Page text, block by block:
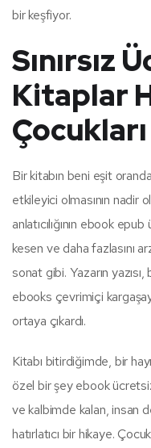
bir keşfiyor.
Sınırsız
Kitaplar
Çocukları
Bir kitabın beni eşit
etkileyici olmasının nadir
anlatıcılığının ebook
kesen ve daha fazlasını
sonat gibi. Yazarın
ebooks çevrimiçi
ortaya çıkardı.
Kitabı bitirdiğimde, bir
özel bir şey ebook
ve kalbimde kalan, insan
hatırlatıcı bir hikaye.